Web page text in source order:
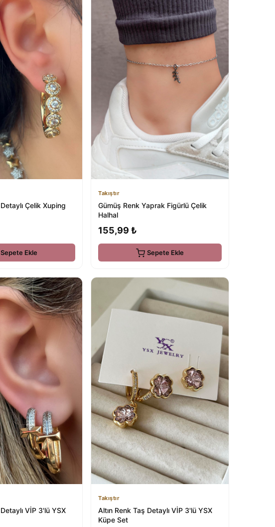
Çelik Xuping
Sepete Ekle
Takıştır
Gümüş Renk Yaprak Figürlü Çelik
Halhal
155,99 ₺
Sepete Ekle
VİP 3'lü YSX
Takıştır
Altın Renk Taş Detaylı VİP 3'lü YSX
Küpe Set